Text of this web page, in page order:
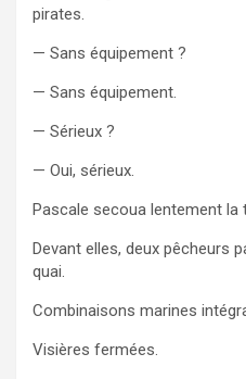
pirates.
— Sans équipement ?
— Sans équipement.
— Sérieux ?
— Oui, sérieux.
Pascale secoua lentement la
Devant elles, deux pêcheurs
quai.
Combinaisons marines
Visières fermées.